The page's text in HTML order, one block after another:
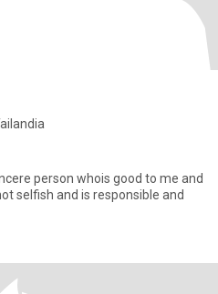
good to me and
selfish and is responsible and